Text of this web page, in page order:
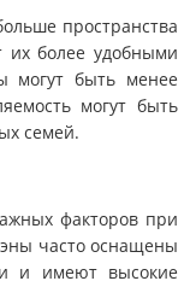
пространства
их более удобными
могут быть менее
могут быть
семей.
факторов при
часто оснащены
и имеют высокие